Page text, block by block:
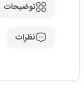
توضیحات
نظرات